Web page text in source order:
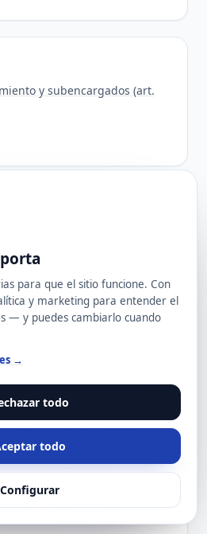
y subencargados (art.
TÉCNICO
externa de
en 60
due diligence formal,
Hard2bit Scanner
para obtener
pasiva (postura
pública, fugas
al cuestionario
trabajo en la
para que el sitio funcione. Con
y marketing para entender el
— y puedes cambiarlo cuando
→
todo
todo
Configurar